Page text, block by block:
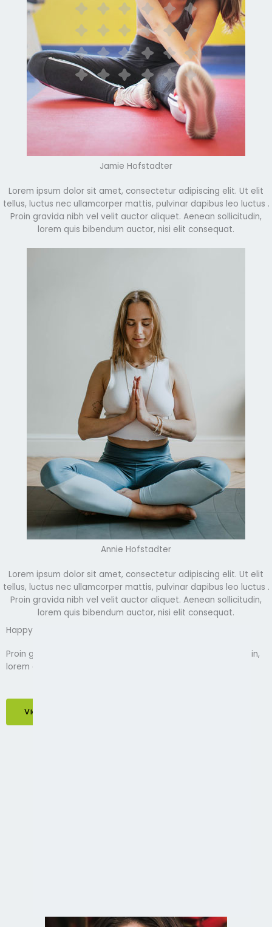
Jamie Hofstadter
Lorem ipsum dolor sit amet, consectetur adipiscing elit. Ut elit
tellus, luctus nec ullamcorper mattis, pulvinar dapibus leo luctus .
Proin gravida nibh vel velit auctor aliquet. Aenean sollicitudin,
lorem quis bibendum auctor, nisi elit consequat.
Annie Hofstadter
Lorem ipsum dolor sit amet, consectetur adipiscing elit. Ut elit
tellus, luctus nec ullamcorper mattis, pulvinar dapibus leo luctus .
Proin gravida nibh vel velit auctor aliquet. Aenean sollicitudin,
lorem quis bibendum auctor, nisi elit consequat.
Happy Faces of Happy Students
Proin gravida nibh vel velit auctor aliquet. Aenean sollici tudin,
lorem quis biben dum auctor, nisi elit conse quat.
View All Testimonials